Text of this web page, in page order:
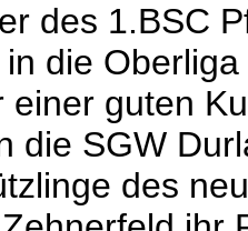
des 1.BSC
die
einer guten
die SGW
des